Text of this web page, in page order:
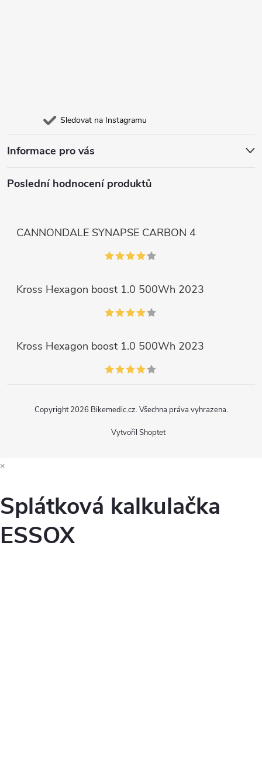
Sledovat na Instagramu
Informace pro vás
Poslední hodnocení produktů
CANNONDALE SYNAPSE CARBON 4
Kross Hexagon boost 1.0 500Wh 2023
Kross Hexagon boost 1.0 500Wh 2023
Vytvořil Shoptet
Copyright 2026 Bikemedic.cz. Všechna práva vyhrazena.
×
Splátková kalkulačka
ESSOX